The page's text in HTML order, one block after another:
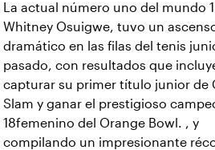
La actual número uno del mundo
Whitney Osuigwe, tuvo un
dramático en las filas del tenis
pasado, con resultados que
capturar su primer título junior de
Slam y ganar el prestigioso
18femenino del Orange Bowl. , y
compilando un impresionante